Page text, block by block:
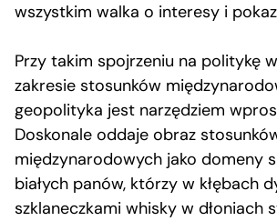
wszystkim walka o interesy i
Przy takim spojrzeniu na politykę
zakresie stosunków
geopolityka jest narzędziem
Doskonale oddaje obraz
międzynarodowych jako domeny
białych panów, którzy w kłębach
szklaneczkami whisky w dłoniach